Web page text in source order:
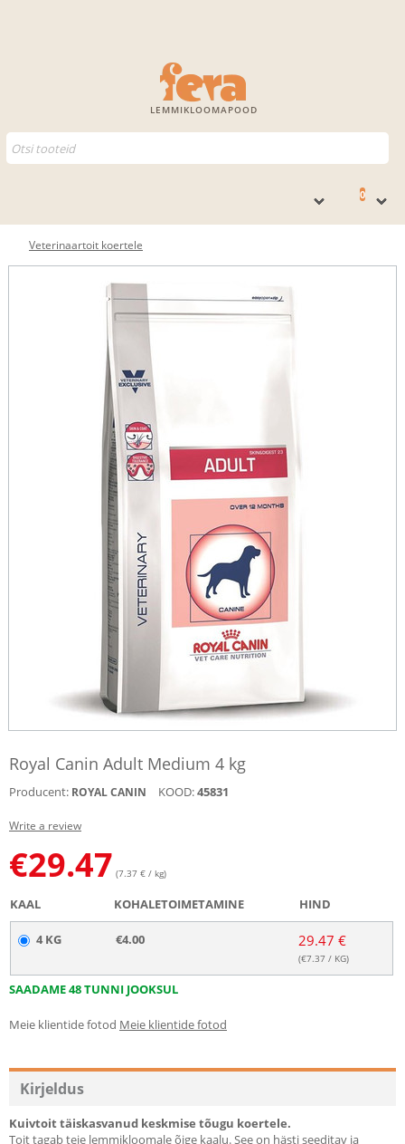
LEMMIKLOOMAPOOD
0
Veterinaartoit koertele
Royal Canin Adult Medium 4 kg
Producent: ROYAL CANIN KOOD:45831
Write a review
€29.47 (7.37 € / kg)
KAAL KOHALETOIMETAMINE HIND
4 KG €4.00 29.47 €
(€7.37 / KG)
SAADAME 48 TUNNI JOOKSUL
Meie klientide fotod Meie klientide fotod
Kirjeldus
Kuivtoit täiskasvanud keskmise tõugu koertele.
Toit tagab teie lemmikloomale õige kaalu. See on hästi seeditav ja